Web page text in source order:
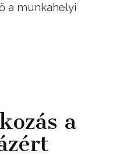
a munkahelyi
a